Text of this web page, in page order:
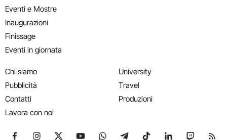
Eventi e Mostre
Inaugurazioni
Finissage
Eventi in giornata
Chi siamo
Pubblicità
Contatti
Lavora con noi
University
Travel
Produzioni
Seguici su Facebook
Seguici su Instagram
Seguici su X
Seguici su YouTube
Seguici su WhatsApp
Seguici su Telegram
Seguici su TikTok
Seguici su
Seguici